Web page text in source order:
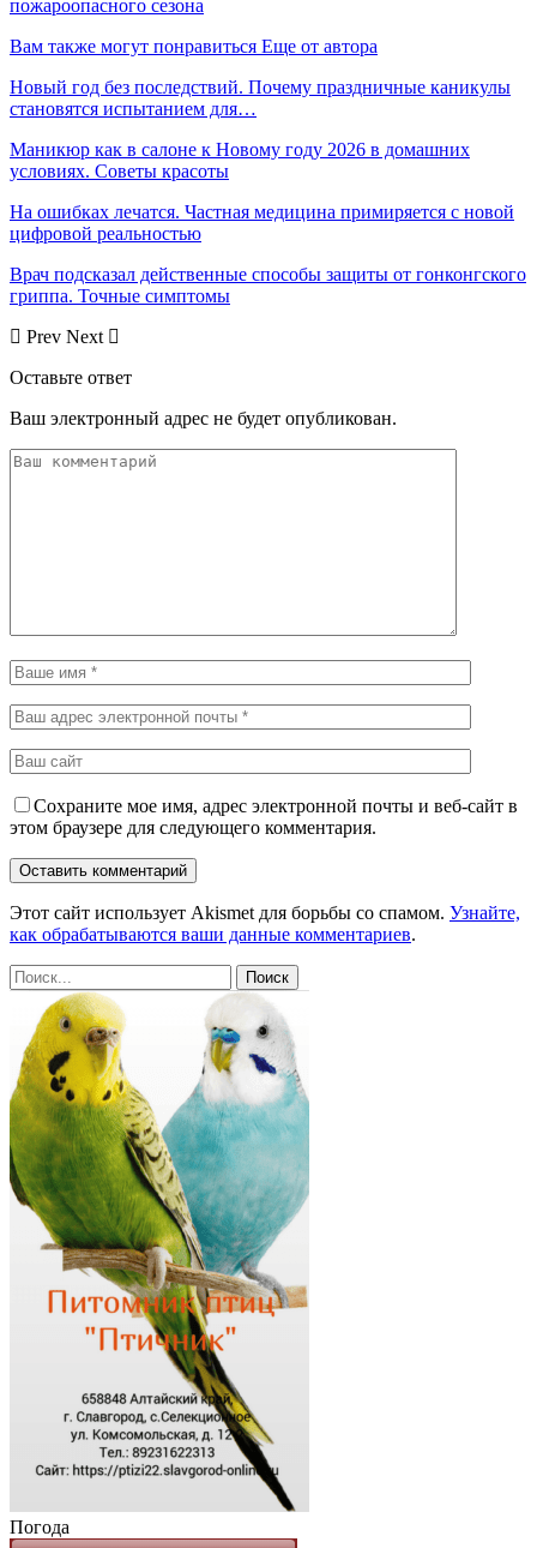
пожароопасного сезона
Вам также могут понравиться Еще от автора
Новый год без последствий. Почему праздничные каникулы
становятся испытанием для…
Маникюр как в салоне к Новому году 2026 в домашних
условиях. Советы красоты
На ошибках лечатся. Частная медицина примиряется с новой
цифровой реальностью
Врач подсказал действенные способы защиты от гонконгского
гриппа. Точные симптомы
Prev Next
Оставьте ответ
Ваш электронный адрес не будет опубликован.
Сохраните мое имя, адрес электронной почты и веб-сайт в
этом браузере для следующего комментария.
Этот сайт использует Akismet для борьбы со спамом. Узнайте,
как обрабатываются ваши данные комментариев.
Погода